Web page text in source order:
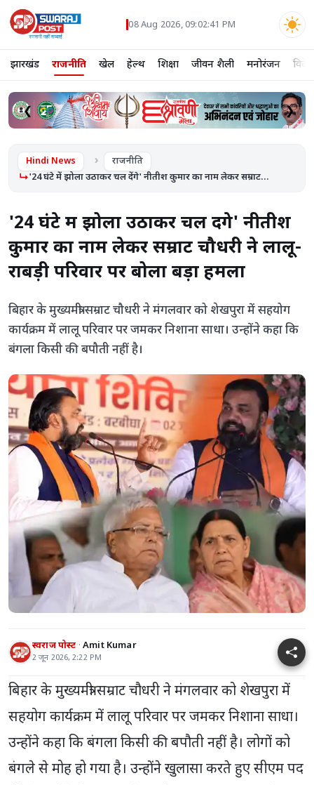
08 Aug 2026, 09:02:42 PM
झारखंड राजनीति खेल हेल्थ शिक्षा जीवन शैली मनोरंजन विदेश
❮ ❯
Hindi News राजनीति
'24 घंटे में झोला उठाकर चल देंगे' नीतीश कुमार का नाम लेकर सम्राट...
'24 घंटे में झोला उठाकर चल देंगे' नीतीश
कुमार का नाम लेकर सम्राट चौधरी ने लालू-
राबड़ी परिवार पर बोला बड़ा हमला
बिहार के मुख्यमंत्री सम्राट चौधरी ने मंगलवार को शेखपुरा में सहयोग
कार्यक्रम में लालू परिवार पर जमकर निशाना साधा। उन्होंने कहा कि
बंगला किसी की बपौती नहीं है।
स्वराज पोस्ट Amit Kumar
2 जून 2026, 2:22 PM
बिहार के मुख्यमंत्री सम्राट चौधरी ने मंगलवार को शेखपुरा में
सहयोग कार्यक्रम में लालू परिवार पर जमकर निशाना साधा।
उन्होंने कहा कि बंगला किसी की बपौती नहीं है। लोगों को
बंगले से मोह हो गया है। उन्होंने खुलासा करते हुए सीएम पद